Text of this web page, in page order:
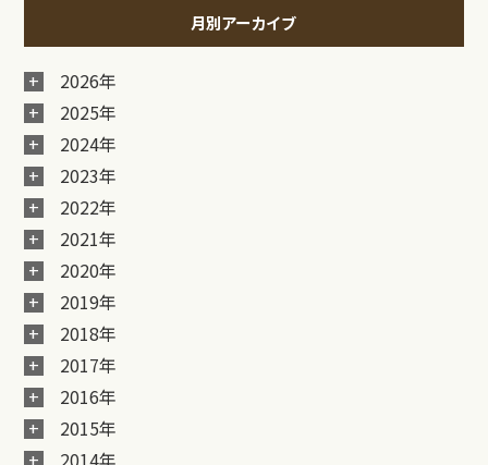
月別アーカイブ
2026年
2025年
2024年
2023年
2022年
2021年
2020年
2019年
2018年
2017年
2016年
2015年